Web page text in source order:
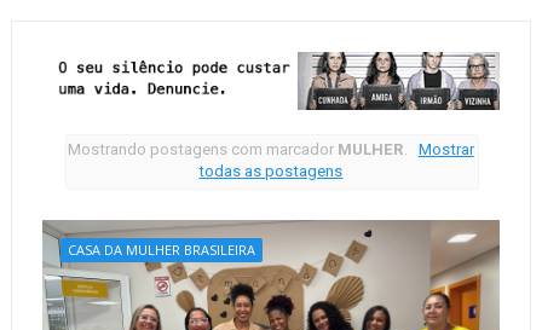
Mostrando postagens com marcador MULHER.
Mostrar
todas as postagens
CASA DA MULHER BRASILEIRA